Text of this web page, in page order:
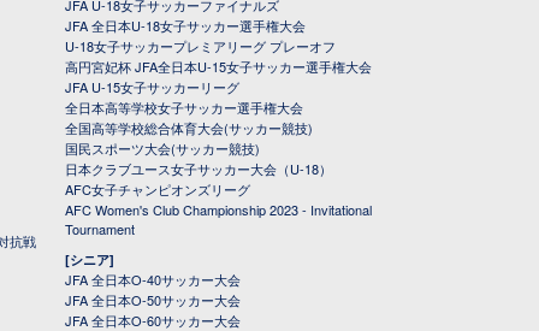
抗戦
JFA U-18女子サッカーファイナルズ
JFA 全日本U-18女子サッカー選手権大会
U-18女子サッカープレミアリーグ プレーオフ
高円宮妃杯 JFA全日本U-15女子サッカー選手権大会
JFA U-15女子サッカーリーグ
全日本高等学校女子サッカー選手権大会
全国高等学校総合体育大会(サッカー競技)
国民スポーツ大会(サッカー競技)
日本クラブユース女子サッカー大会（U-18）
AFC女子チャンピオンズリーグ
AFC Women's Club Championship 2023 - Invitational
Tournament
[シニア]
JFA 全日本O-40サッカー大会
JFA 全日本O-50サッカー大会
JFA 全日本O-60サッカー大会